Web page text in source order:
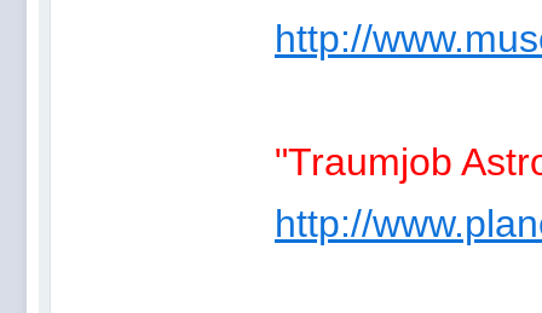
http://
"Traumjob
http://